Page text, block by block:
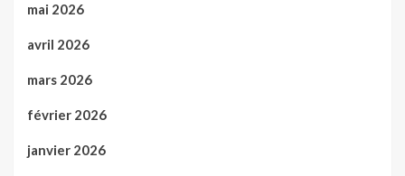
mai 2026
avril 2026
mars 2026
février 2026
janvier 2026